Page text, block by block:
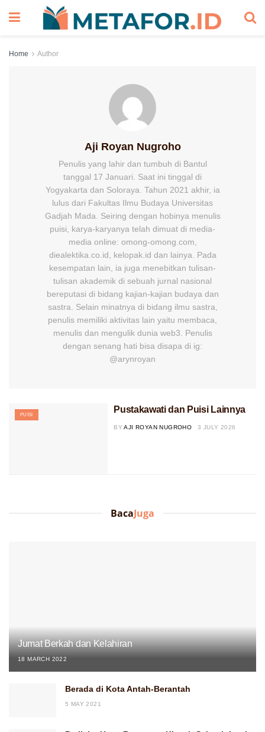
Home Author
Aji Royan Nugroho
Penulis yang lahir dan tumbuh di Bantul
tanggal 17 Januari. Saat ini tinggal di
Yogyakarta dan Soloraya. Tahun 2021 akhir, ia
lulus dari Fakultas Ilmu Budaya Universitas
Gadjah Mada. Seiring dengan hobinya menulis
puisi, karya-karyanya telah dimuat di media-
media online: omong-omong.com,
diealektika.co.id, kelopak.id dan lainya. Pada
kesempatan lain, ia juga menebitkan tulisan-
tulisan akademik di sebuah jurnal nasional
bereputasi di bidang kajian-kajian budaya dan
sastra. Selain minatnya di bidang ilmu sastra,
penulis memiliki aktivitas lain yaitu membaca,
menulis dan mengulik dunia web3. Penulis
dengan senang hati bisa disapa di ig:
@arynroyan
PUISI
Pustakawati dan Puisi Lainnya
BY AJI ROYAN NUGROHO 3 JULY 2026
BacaJuga
Jumat Berkah dan Kelahiran
18 MARCH 2022
Berada di Kota Antah-Berantah
5 MAY 2021